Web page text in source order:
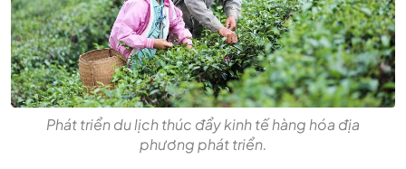
Phát triển du lịch thúc đẩy kinh tế hàng hóa địa
phương phát triển.